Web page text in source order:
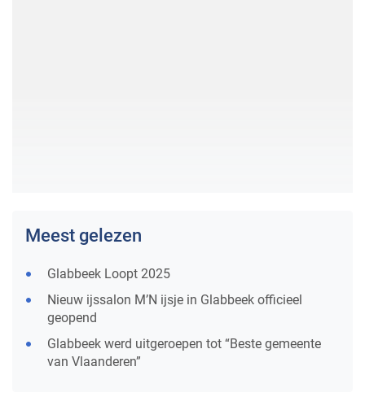
Meest gelezen
Glabbeek Loopt 2025
Nieuw ijssalon M’N ijsje in Glabbeek officieel
geopend
Glabbeek werd uitgeroepen tot “Beste gemeente
van Vlaanderen”